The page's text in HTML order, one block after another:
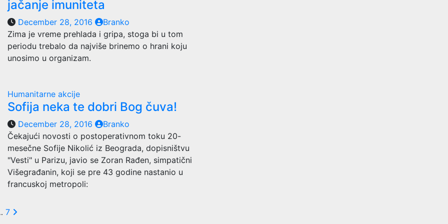
jačanje imuniteta
December 28, 2016
Branko
Zima je vreme prehlada i gripa, stoga bi u tom
periodu trebalo da najviše brinemo o hrani koju
unosimo u organizam.
Humanitarne akcije
Sofija neka te dobri Bog čuva!
December 28, 2016
Branko
Čekajući novosti o postoperativnom toku 20-
mesečne Sofije Nikolić iz Beograda, dopisništvu
"Vesti" u Parizu, javio se Zoran Rađen, simpatični
Višegrađanin, koji se pre 43 godine nastanio u
francuskoj metropoli:
7